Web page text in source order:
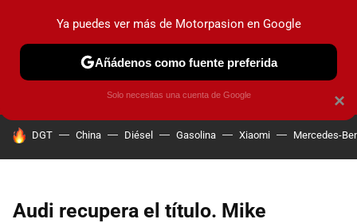
PRUEBAS COCHES ELÉCTRICOS OBSERVATORIO
HOY SE HABLA DE
DGT China Diésel Gasolina Xiaomi Mercedes-
Audi recupera el título. Mike
×
Ya puedes ver más de Motorpasion en Google
Añádenos como fuente preferida
Solo necesitas una cuenta de Google